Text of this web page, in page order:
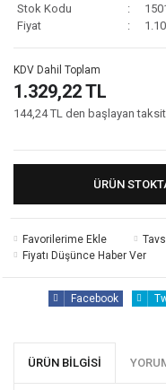
Stok Kodu
Fiyat
KDV Dahil Toplam
1.329,22 TL
144,24 TL den başlayan
ÜRÜN
Fiyatı Düşünce Haber Ver
Facebook
ÜRÜN BILGISI